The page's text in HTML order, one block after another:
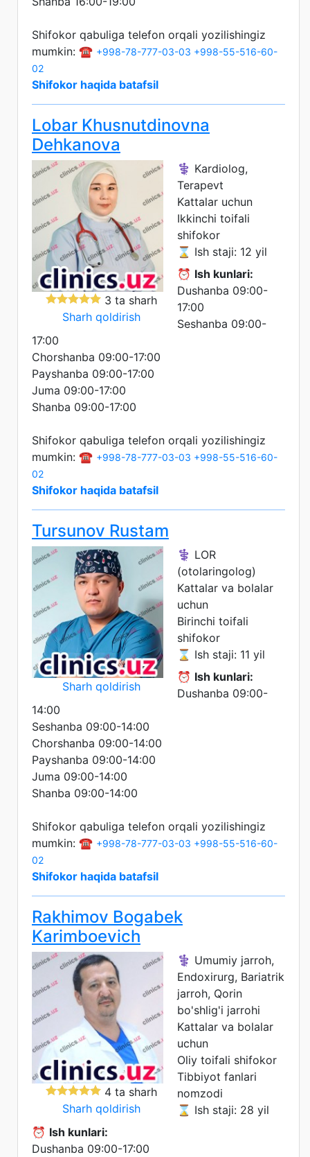
Shifokor qabuliga telefon orqali yozilishingiz
mumkin: ☎️ +998-78-777-03-03 +998-55-516-60-
02
Shifokor haqida batafsil
Lobar Khusnutdinovna
Dehkanova
3 ta sharh
Sharh qoldirish
⚕️ Kardiolog,
Terapevt
Kattalar uchun
Ikkinchi toifali
shifokor
⌛ Ish staji: 12 yil
⏰ Ish kunlari:
Dushanba 09:00-
17:00
Seshanba 09:00-
17:00
Chorshanba 09:00-17:00
Payshanba 09:00-17:00
Juma 09:00-17:00
Shanba 09:00-17:00
Shifokor qabuliga telefon orqali yozilishingiz
mumkin: ☎️ +998-78-777-03-03 +998-55-516-60-
02
Shifokor haqida batafsil
Tursunov Rustam
Sharh qoldirish
⚕️ LOR
(otolaringolog)
Kattalar va bolalar
uchun
Birinchi toifali
shifokor
⌛ Ish staji: 11 yil
⏰ Ish kunlari:
Dushanba 09:00-
14:00
Seshanba 09:00-14:00
Chorshanba 09:00-14:00
Payshanba 09:00-14:00
Juma 09:00-14:00
Shanba 09:00-14:00
Shifokor qabuliga telefon orqali yozilishingiz
mumkin: ☎️ +998-78-777-03-03 +998-55-516-60-
02
Shifokor haqida batafsil
Rakhimov Bogabek
Karimboevich
4 ta sharh
Sharh qoldirish
⚕️ Umumiy jarroh,
Endoxirurg, Bariatrik
jarroh, Qorin
bo'shlig'i jarrohi
Kattalar va bolalar
uchun
Oliy toifali shifokor
Tibbiyot fanlari
nomzodi
⌛ Ish staji: 28 yil
⏰ Ish kunlari:
Dushanba 09:00-17:00